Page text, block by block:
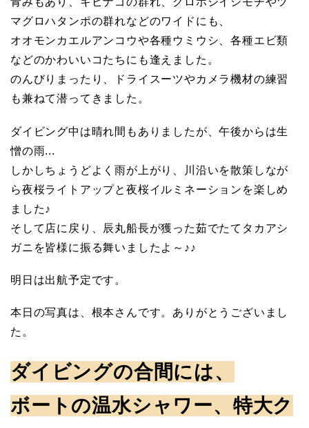
サ
ー
ビ
（神
ロ
ズ）
マグロハタンポの群れなどのワイドにも、
オオモンカエルアンコウや各種ウミウシ、各種エビ類
などのかわいいコたちにも逢えました。
のんびりまったり、ドライスーツやカメラ機材の練習
も兼ねて潜ってきました。
ダイビング中は晴れ間もありましたが、午後からは生
憎の雨...
しかしちょうどよく雨が上がり、川沿いを散策しなが
ら夜桜ライトアップと夜桜イルミネーションを楽しめ
ました♪
そして店に戻り、辰丸船長が獲った茹でたてタカアシ
ガニを皆様に振る舞いましたよ～♪♪
明日は出航予定です。
本日の写真は、根本さんです。ありがとうございまし
た。
ダイビングの合間には、
ボートの温水シャワー、特大ク